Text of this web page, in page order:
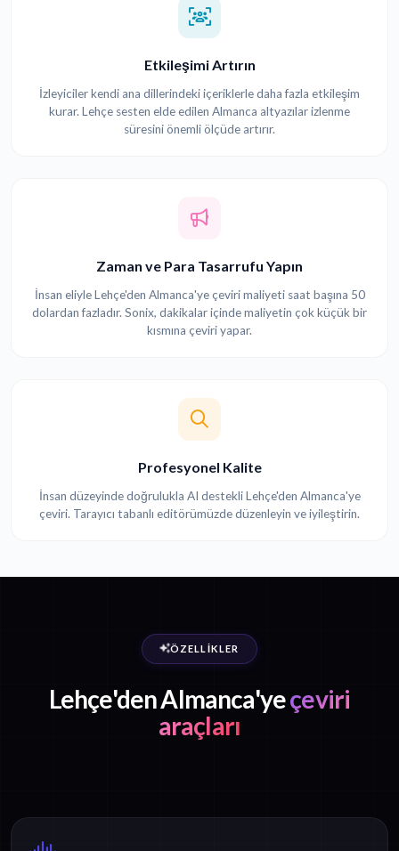
Etkileşimi Artırın
İzleyiciler kendi ana dillerindeki içeriklerle daha fazla etkileşim
kurar. Lehçe sesten elde edilen Almanca altyazılar izlenme
süresini önemli ölçüde artırır.
Zaman ve Para Tasarrufu Yapın
İnsan eliyle Lehçe'den Almanca'ye çeviri maliyeti saat başına 50
dolardan fazladır. Sonix, dakikalar içinde maliyetin çok küçük bir
kısmına çeviri yapar.
Profesyonel Kalite
İnsan düzeyinde doğrulukla AI destekli Lehçe'den Almanca'ye
çeviri. Tarayıcı tabanlı editörümüzde düzenleyin ve iyileştirin.
ÖZELLIKLER
Lehçe'den Almanca'yeçeviri
araçları